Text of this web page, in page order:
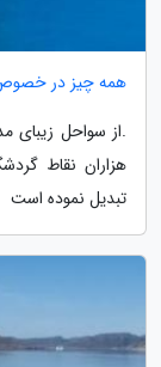
همه چیز در خصوص
.از سواحل زیبای
هزاران نقاط
تبدیل نموده است